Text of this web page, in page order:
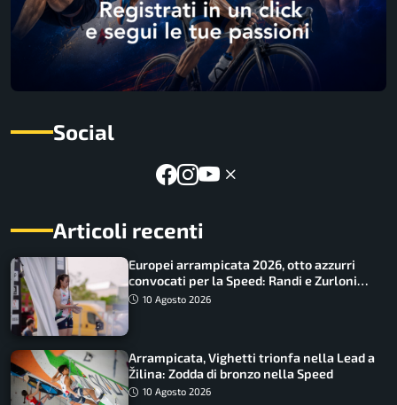
Social
Articoli recenti
Europei arrampicata 2026, otto azzurri
convocati per la Speed: Randi e Zurloni
guidano l’Italia
10 Agosto 2026
Arrampicata, Vighetti trionfa nella Lead a
Žilina: Zodda di bronzo nella Speed
10 Agosto 2026